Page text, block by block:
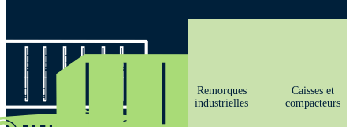
Remorques
industrielles
Caisses et
compacteurs